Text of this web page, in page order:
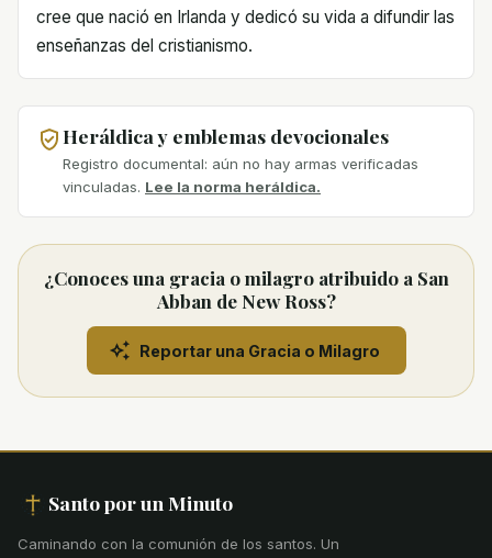
cree que nació en Irlanda y dedicó su vida a difundir las
enseñanzas del cristianismo.
Heráldica y emblemas devocionales
Registro documental: aún no hay armas verificadas
vinculadas. Lee la norma heráldica.
¿Conoces una gracia o milagro atribuido a San
Abban de New Ross?
Reportar una Gracia o Milagro
Santo por un Minuto
Caminando con la comunión de los santos. Un